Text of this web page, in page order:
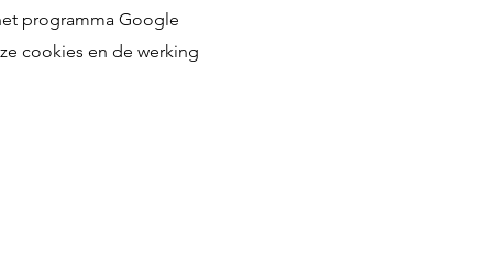
programma Google
cookies en de werking